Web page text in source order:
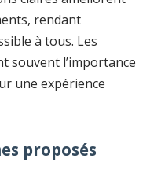
rendant
à tous. Les
souvent l’importance
une expérience
proposés